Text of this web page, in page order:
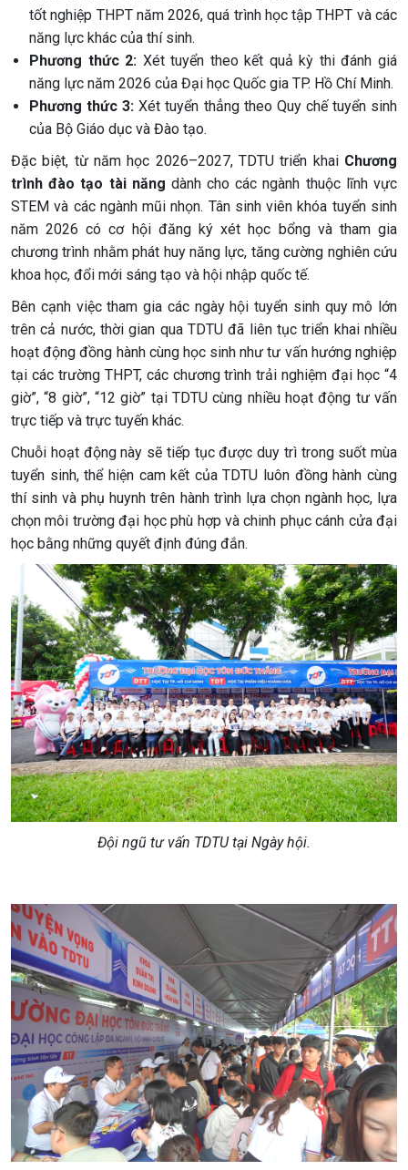
tốt nghiệp THPT năm 2026, quá trình học tập THPT và các
năng lực khác của thí sinh.
Phương thức 2: Xét tuyển theo kết quả kỳ thi đánh giá
năng lực năm 2026 của Đại học Quốc gia TP. Hồ Chí Minh.
Phương thức 3: Xét tuyển thẳng theo Quy chế tuyển sinh
của Bộ Giáo dục và Đào tạo.
Đặc biệt, từ năm học 2026–2027, TDTU triển khai Chương
trình đào tạo tài năng dành cho các ngành thuộc lĩnh vực
STEM và các ngành mũi nhọn. Tân sinh viên khóa tuyển sinh
năm 2026 có cơ hội đăng ký xét học bổng và tham gia
chương trình nhằm phát huy năng lực, tăng cường nghiên cứu
khoa học, đổi mới sáng tạo và hội nhập quốc tế.
Bên cạnh việc tham gia các ngày hội tuyển sinh quy mô lớn
trên cả nước, thời gian qua TDTU đã liên tục triển khai nhiều
hoạt động đồng hành cùng học sinh như tư vấn hướng nghiệp
tại các trường THPT, các chương trình trải nghiệm đại học “4
giờ”, “8 giờ”, “12 giờ” tại TDTU cùng nhiều hoạt động tư vấn
trực tiếp và trực tuyến khác.
Chuỗi hoạt động này sẽ tiếp tục được duy trì trong suốt mùa
tuyển sinh, thể hiện cam kết của TDTU luôn đồng hành cùng
thí sinh và phụ huynh trên hành trình lựa chọn ngành học, lựa
chọn môi trường đại học phù hợp và chinh phục cánh cửa đại
học bằng những quyết định đúng đắn.
Đội ngũ tư vấn TDTU tại Ngày hội.